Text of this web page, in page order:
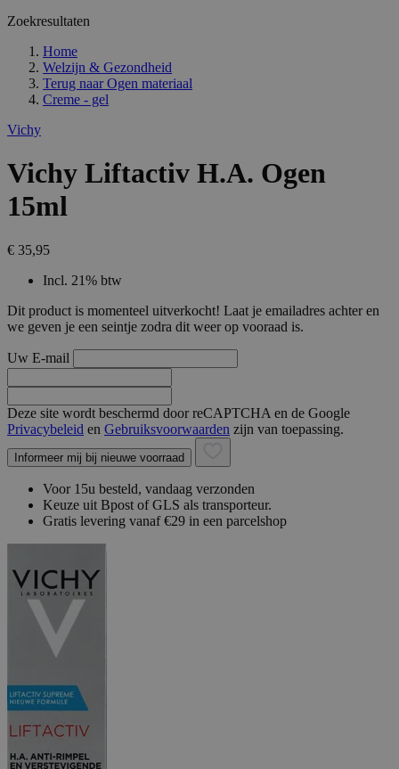
Zoekresultaten
Home
Welzijn & Gezondheid
Terug naar Ogen materiaal
Creme - gel
Vichy
Vichy Liftactiv H.A. Ogen
15ml
€ 35,95
Incl. 21% btw
Dit product is momenteel uitverkocht! Laat je emailadres achter en
we geven je een seintje zodra dit weer op vooraad is.
Uw E-mail
Deze site wordt beschermd door reCAPTCHA en de Google
Privacybeleid en Gebruiksvoorwaarden zijn van toepassing.
Informeer mij bij nieuwe voorraad
Voor 15u besteld, vandaag verzonden
Keuze uit Bpost of GLS als transporteur.
Gratis levering vanaf €29 in een parcelshop